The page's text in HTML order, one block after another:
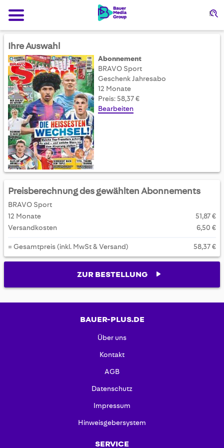
Ihre Auswahl
Abonnement
BRAVO Sport
Geschenk Jahresabo
12 Monate
Preis: 58,37 €
Bearbeiten
Preisberechnung des gewählten Abonnements
BRAVO Sport
12 Monate
51,87 €
Versandkosten
6,50 €
= Gesamtpreis (inkl. MwSt & Versand) 58,37 €
ZUR BESTELLUNG
BAUER-PLUS.DE
Über uns
Kontakt
AGB
Datenschutz
Impressum
Hinweisgebersystem
SERVICE